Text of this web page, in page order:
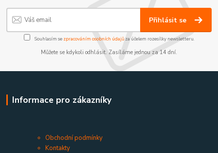
Přihlásit se
Souhlasím se zpracováním osobních údajůza účelem rozesílky newsletteru.
Můžete se kdykoli odhlásit. Zasíláme jednou za 14 dní.
Informace pro zákazníky
Obchodní podmínky
Kontakty